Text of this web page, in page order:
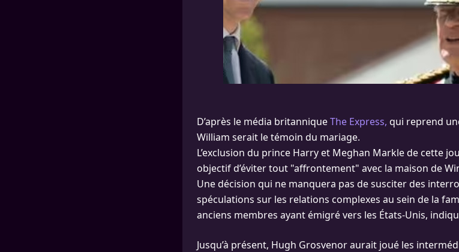
D’après le média britanniqueThe Express, qui reprend
William serait le témoin du mariage.
L’exclusion du prince Harry et Meghan Markle de cette
objectif d’éviter tout "affrontement" avec la maison de
Une décision qui ne manquera pas de susciter des
spéculations sur les relations complexes au sein de la
anciens membres ayant émigré vers les États-Unis,
Jusqu’à présent, Hugh Grosvenor aurait joué les